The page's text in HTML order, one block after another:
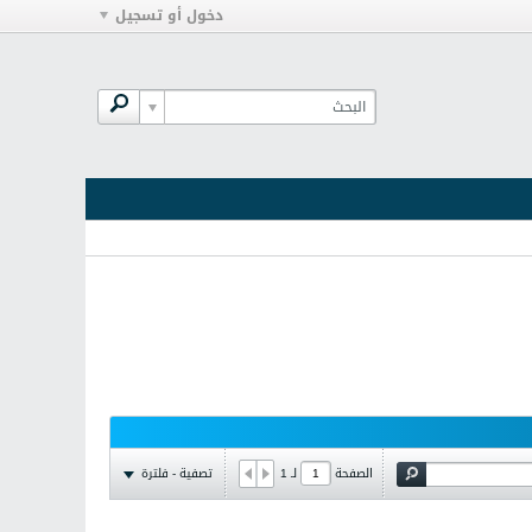
دخول أو تسجيل
الصفحة لـ1 تصفية - فلترة